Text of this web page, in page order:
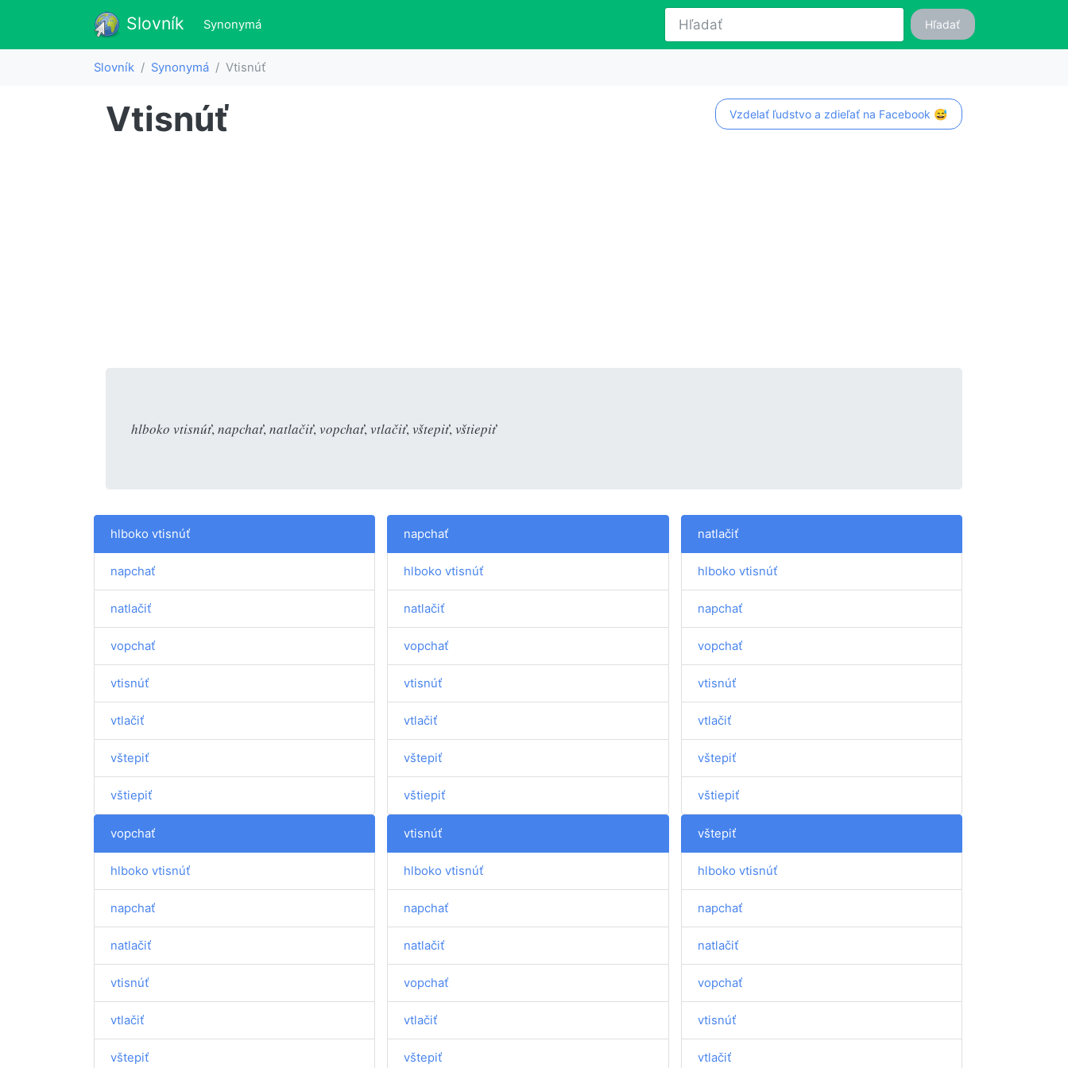
Slovník Slovník
Synonymá(aktualne) Hľadať
Slovník Synonymá Vtisnúť
Vzdelať ľudstvo a zdieľať na Facebook 😅
Vtisnúť
hlboko vtisnúť, napchať, natlačiť, vopchať, vtlačiť, vštepiť, vštiepiť
hlboko vtisnúť
napchať
natlačiť
vopchať
vtisnúť
vtlačiť
vštepiť
vštiepiť
napchať
hlboko vtisnúť
natlačiť
vopchať
vtisnúť
vtlačiť
vštepiť
vštiepiť
natlačiť
hlboko vtisnúť
napchať
vopchať
vtisnúť
vtlačiť
vštepiť
vštiepiť
vopchať
hlboko vtisnúť
napchať
natlačiť
vtisnúť
vtlačiť
vštepiť
vtisnúť
hlboko vtisnúť
napchať
natlačiť
vopchať
vtlačiť
vštepiť
vštepiť
hlboko vtisnúť
napchať
natlačiť
vopchať
vtisnúť
vtlačiť